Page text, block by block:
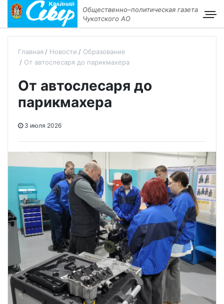
Общественно–политическая газета
Чукотского АО
Главная Новости
Образование
От автослесаря до парикмахера
От автослесаря до
парикмахера
3 июля 2026